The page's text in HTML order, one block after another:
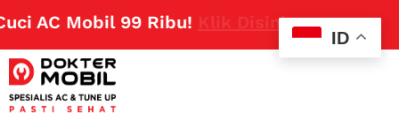
Mobil 99 Ribu!Klik Disini
ID